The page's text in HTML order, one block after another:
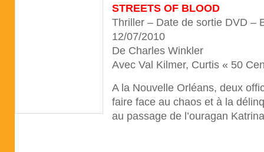
STREETS OF BLOOD
Thriller – Date de sortie DVD –
12/07/2010
De Charles Winkler
Avec Val Kilmer, Curtis « 50
A la Nouvelle Orléans, deux
faire face au chaos et à la
au passage de l’ouragan